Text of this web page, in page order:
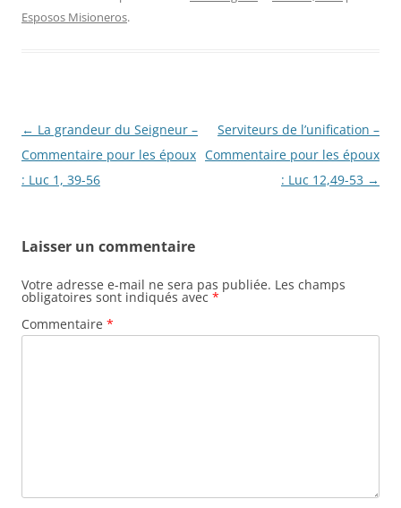
Esposos Misioneros.
Navigation
des
articles
← La grandeur du Seigneur –
Commentaire pour les époux
: Luc 1, 39-56
Serviteurs de l’unification –
Commentaire pour les époux
: Luc 12,49-53 →
Laisser un commentaire
Votre adresse e-mail ne sera pas publiée. Les champs
obligatoires sont indiqués avec *
Commentaire *